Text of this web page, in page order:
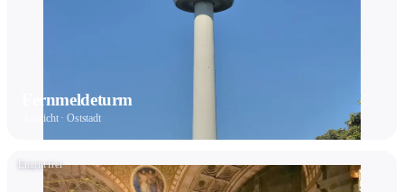
Fernmeldeturm
Aussicht · Oststadt
Eintritt frei